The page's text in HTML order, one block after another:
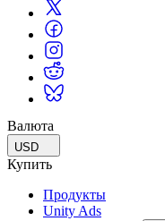
Валюта
USD
Купить
Продукты
Unity Ads